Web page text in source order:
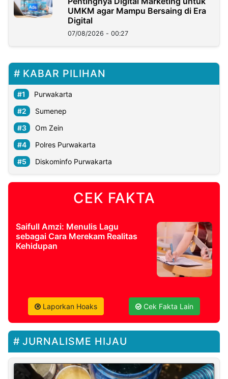
UMKM agar Mampu Bersaing di Era
Digital
07/08/2026 - 00:27
KABAR PILIHAN
Purwakarta
Sumenep
Om Zein
Polres Purwakarta
Diskominfo Purwakarta
CEK FAKTA
Saifull Amzi: Menulis Lagu
sebagai Cara Merekam Realitas
Kehidupan
Laporkan Hoaks Cek Fakta Lain
JURNALISME HIJAU